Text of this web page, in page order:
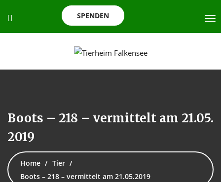
SPENDEN
Boots – 218 – vermittelt am 21.05.
2019
Home
Tier
Boots – 218 – vermittelt am 21.05.2019